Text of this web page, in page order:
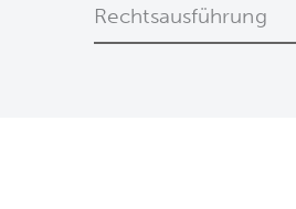
Rechtsausführung